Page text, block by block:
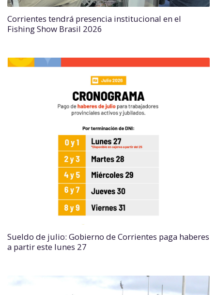
Corrientes tendrá presencia institucional en el
Fishing Show Brasil 2026
Sueldo de julio: Gobierno de Corrientes paga haberes
a partir este lunes 27